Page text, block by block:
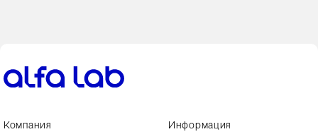
Компания
Информация